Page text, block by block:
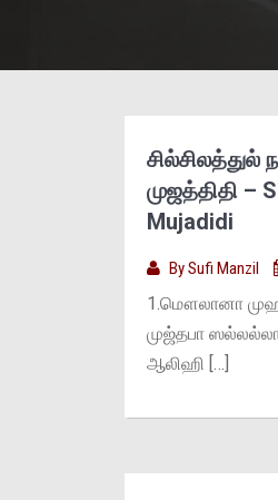
சில்சிலத்துல்
முஜத்திதி –
Mujadidi
BySufi Manzil
1.மௌலானா
முஜ்தபா
ஆலிஹி […]